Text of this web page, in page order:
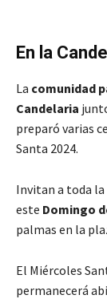
En la
La comunidad
Candelaria
preparó varias
Santa 2024.
Invitan a toda
este Domingo
palmas en la
El Miércoles
permanecerá